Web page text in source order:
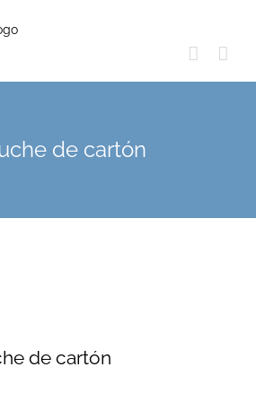
de cartón
de cartón